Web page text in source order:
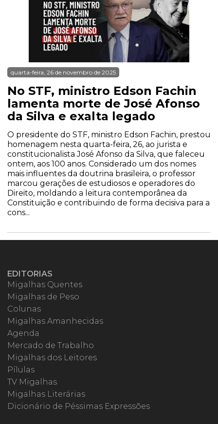
quarta-feira, 26 de novembro de 2025
No STF, ministro Edson Fachin
lamenta morte de José Afonso
da Silva e exalta legado
O presidente do STF, ministro Edson Fachin, prestou
homenagem nesta quarta-feira, 26, ao jurista e
constitucionalista José Afonso da Silva, que faleceu
ontem, aos 100 anos. Considerado um dos nomes
mais influentes da doutrina brasileira, o professor
marcou gerações de estudiosos e operadores do
Direito, moldando a leitura contemporânea da
Constituição e contribuindo de forma decisiva para a
cons...
EDITORIAS
Migalhas Quentes
Migalhas de Peso
Colunas
Migalhas Amanhecidas
Agenda
Mercado de Trabalho
Migalhas dos Leitores
Pílulas
TV Migalhas
Migalhas Literárias
Dicionário de Péssimas Expressões